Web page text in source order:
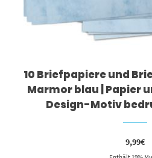
10 Briefpapiere und
Marmor blau | Papier
Design-Motiv
9,99€